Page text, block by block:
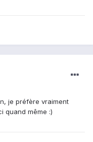
je préfère vraiment
quand même :)